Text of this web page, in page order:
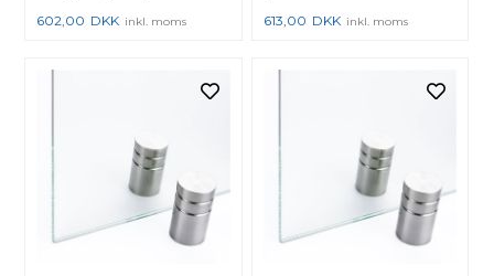
602,00 DKK inkl. moms 613,00 DKK inkl. moms